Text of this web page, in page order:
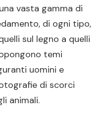
vasta gamma di
di ogni tipo,
sul legno a quelli
temi
uomini e
di scorci
animali.